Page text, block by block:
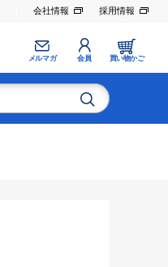
会社情報 採用情報
メルマガ 会員 買い物かご